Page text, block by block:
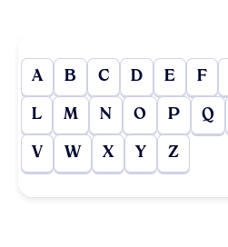
A B C D E F
L M N O P Q
V W X Y Z